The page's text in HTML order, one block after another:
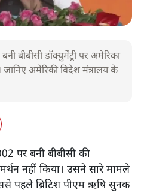
बीबीसी डॉक्युमेंट्री पर अमेरिका
अमेरिकी विदेश मंत्रालय के
पर बनी बीबीसी की
नहीं किया। उसने सारे मामले
पहले ब्रिटिश पीएम ऋषि सुनक